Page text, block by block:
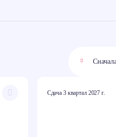
Сдача 3 квартал 2027 г.